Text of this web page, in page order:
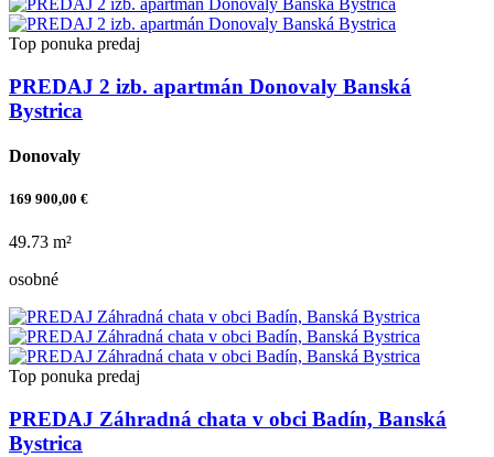
Top ponuka predaj
PREDAJ 2 izb. apartmán Donovaly Banská
Bystrica
Donovaly
169 900,00 €
49.73 m²
osobné
Top ponuka predaj
PREDAJ Záhradná chata v obci Badín, Banská
Bystrica